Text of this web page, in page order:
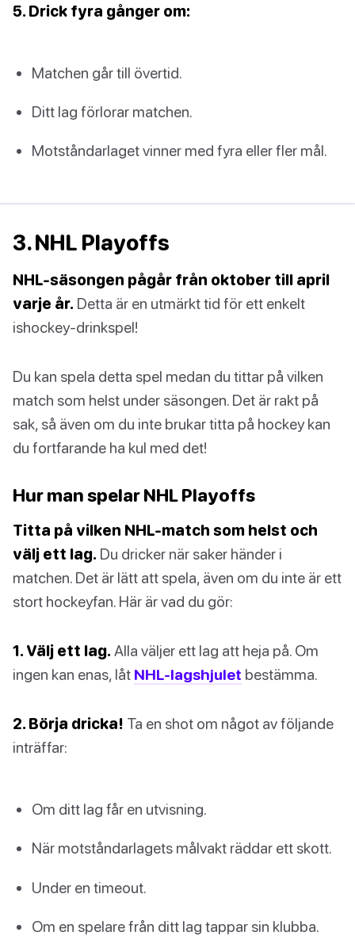
5. Drick fyra gånger om:
Matchen går till övertid.
Ditt lag förlorar matchen.
Motståndarlaget vinner med fyra eller fler mål.
3. NHL Playoffs
NHL-säsongen pågår från oktober till april
varje år. Detta är en utmärkt tid för ett enkelt
ishockey-drinkspel!
Du kan spela detta spel medan du tittar på vilken
match som helst under säsongen. Det är rakt på
sak, så även om du inte brukar titta på hockey kan
du fortfarande ha kul med det!
Hur man spelar NHL Playoffs
Titta på vilken NHL-match som helst och
välj ett lag. Du dricker när saker händer i
matchen. Det är lätt att spela, även om du inte är ett
stort hockeyfan. Här är vad du gör:
1. Välj ett lag. Alla väljer ett lag att heja på. Om
ingen kan enas, låt NHL-lagshjulet bestämma.
2. Börja dricka! Ta en shot om något av följande
inträffar:
Om ditt lag får en utvisning.
När motståndarlagets målvakt räddar ett skott.
Under en timeout.
Om en spelare från ditt lag tappar sin klubba.